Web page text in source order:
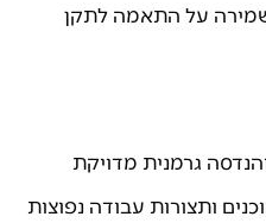
שמירה על התאמה לתקן
גרמנית מדויקת
ותצורות עבודה נפוצות